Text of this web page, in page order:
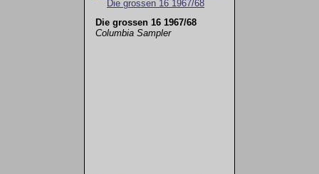
Die grossen 16 1967/68
Columbia Sampler